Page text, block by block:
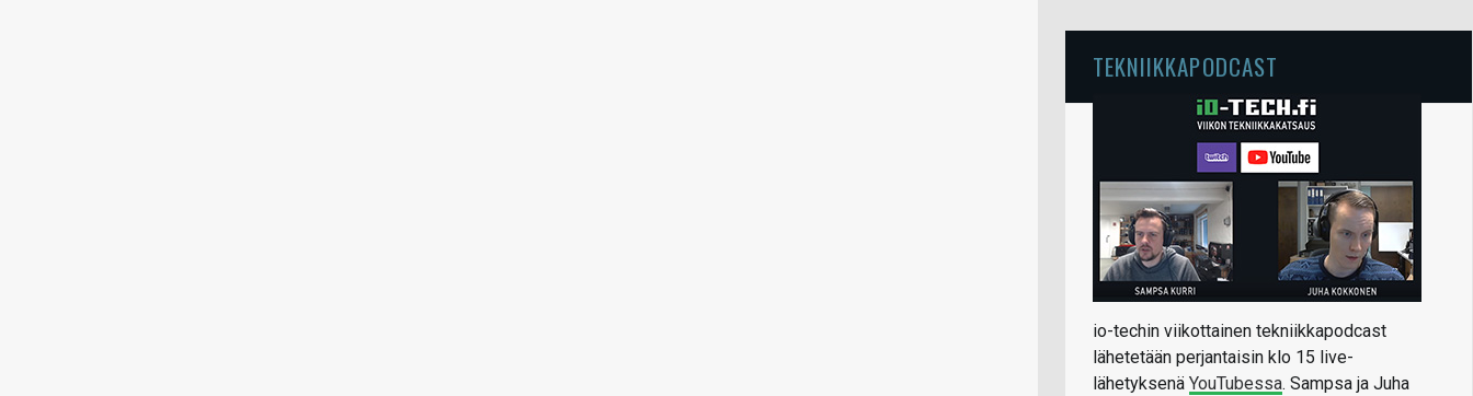
TEKNIIKKAPODCAST
io-techin viikottainen tekniikkapodcast
lähetetään perjantaisin klo 15 live-
lähetyksenä YouTubessa. Sampsa ja Juha